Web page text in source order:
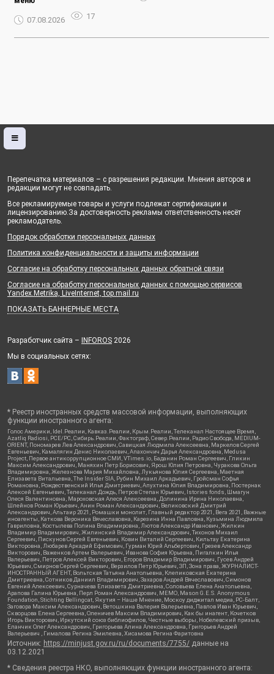
07.08.2026 17
Перепечатка материалов – с разрешения редакции. Мнения авторов и
редакции могут не совпадать.
Все рекламируемые товары и услуги подлежат сертификации и
лицензированию.За достоверность рекламы ответственность несёт
рекламодатель.
Порядок обработки персональных данных
Политика конфиденциальности и защиты информации
Согласие на обработку персональных данных обратной связи
Согласие на обработку персональных данных с помощью сервисов
Yandex.Metrika, LiveInternet, top.mail.ru
ПОКАЗАТЬ БАННЕРНЫЕ МЕСТА
Разработчик сайта – INFOROS 2026
Мы в социальных сетях:
* Реестр иностранных средств массовой информации, выполняющих
функции иностранного агента:
Голос Америки, Idel.Реалии, Кавказ.Реалии, Крым.Реалии, Телеканал Настоящее Время,
Azatliq Radiosi, PCE/PC, Сибирь.Реалии, Фактограф, Север.Реалии, Радио Свобода, MEDIUM-
ORIENT, Пономарев Лев Александрович, Савицкая Людмила Алексеевна, Маркелов Сергей
Евгеньевич, Камалягин Денис Николаевич, Апахончич Дарья Александровна, Medusa
Project, Первое антикоррупционное СМИ, VTimes.io, Баданин Роман Сергеевич, Гликин
Максим Александрович, Маняхин Петр Борисович, Ярош Юлия Петровна, Чуракова Ольга
Владимировна, Железнова Мария Михайловна, Лукьянова Юлия Сергеевна, Маетная
Елизавета Витальевна, The Insider SIA, Рубин Михаил Аркадьевич, Гройсман Софья
Романовна, Рождественский Илья Дмитриевич, Апухтина Юлия Владимировна, Постернак
Алексей Евгеньевич, Телеканал Дождь, Петров Степан Юрьевич, Istories fonds, Шмагун
Олеся Валентиновна, Мароховская Алеся Алексеевна, Долинина Ирина Николаевна,
Шлейнов Роман Юрьевич, Анин Роман Александрович, Великовский Дмитрий
Александрович, Альтаир 2021, Ромашки монолит, Главный редактор 2021, Вега 2021, Важные
иноагенты, Каткова Вероника Вячеславовна, Карезина Инна Павловна, Кузьмина Людмила
Гавриловна, Костылева Полина Владимировна, Лютов Александр Иванович, Жилкин
Владимир Владимирович, Жилинский Владимир Александрович, Тихонов Михаил
Сергеевич, Пискунов Сергей Евгеньевич, Ковин Виталий Сергеевич, Кильтау Екатерина
Викторовна, Любарев Аркадий Ефимович, Гурман Юрий Альбертович, Грезев Александр
Викторович, Важенков Артем Валерьевич, Иванова София Юрьевна, Пигалкин Илья
Валерьевич, Петров Алексей Викторович, Егоров Владимир Владимирович, Гусев Андрей
Юрьевич, Смирнов Сергей Сергеевич, Верзилов Петр Юрьевич, ЗП, Зона права, ЖУРНАЛИСТ-
ИНОСТРАННЫЙ АГЕНТ, Вольтская Татьяна Анатольевна, Клепиковская Екатерина
Дмитриевна, Сотников Даниил Владимирович, Захаров Андрей Вячеславович, Симонов
Евгений Алексеевич, Сурначева Елизавета Дмитриевна, Соловьева Елена Анатольевна,
Арапова Галина Юрьевна, Перл Роман Александрович, МЕМО, Mason G.E.S. Anonymous
Foundation, Stichting Bellingcat, Якутия – Наше Мнение, Москоу диджитал медиа, РС-Балт,
Заговора Максим Александрович, Ветошкина Валерия Валерьевна, Павлов Иван Юрьевич,
Скворцова Елена Сергеевна, Оленичев Максим Владимирович, Как бы инагент, Кочетков
Игорь Викторович, Иркутский союз библиофилов, Честные выборы, Нобелевский призыв,
Еланчик Олег Александрович, Григорьева Алина Александровна, Григорьев Андрей
Валерьевич , Гималова Регина Эмилевна, Хисамова Регина Фаритовна
Источник: https://minjust.gov.ru/ru/documents/7755/ данные на
03.12.2021
* Сведения реестра НКО, выполняющих функции иностранного агента: